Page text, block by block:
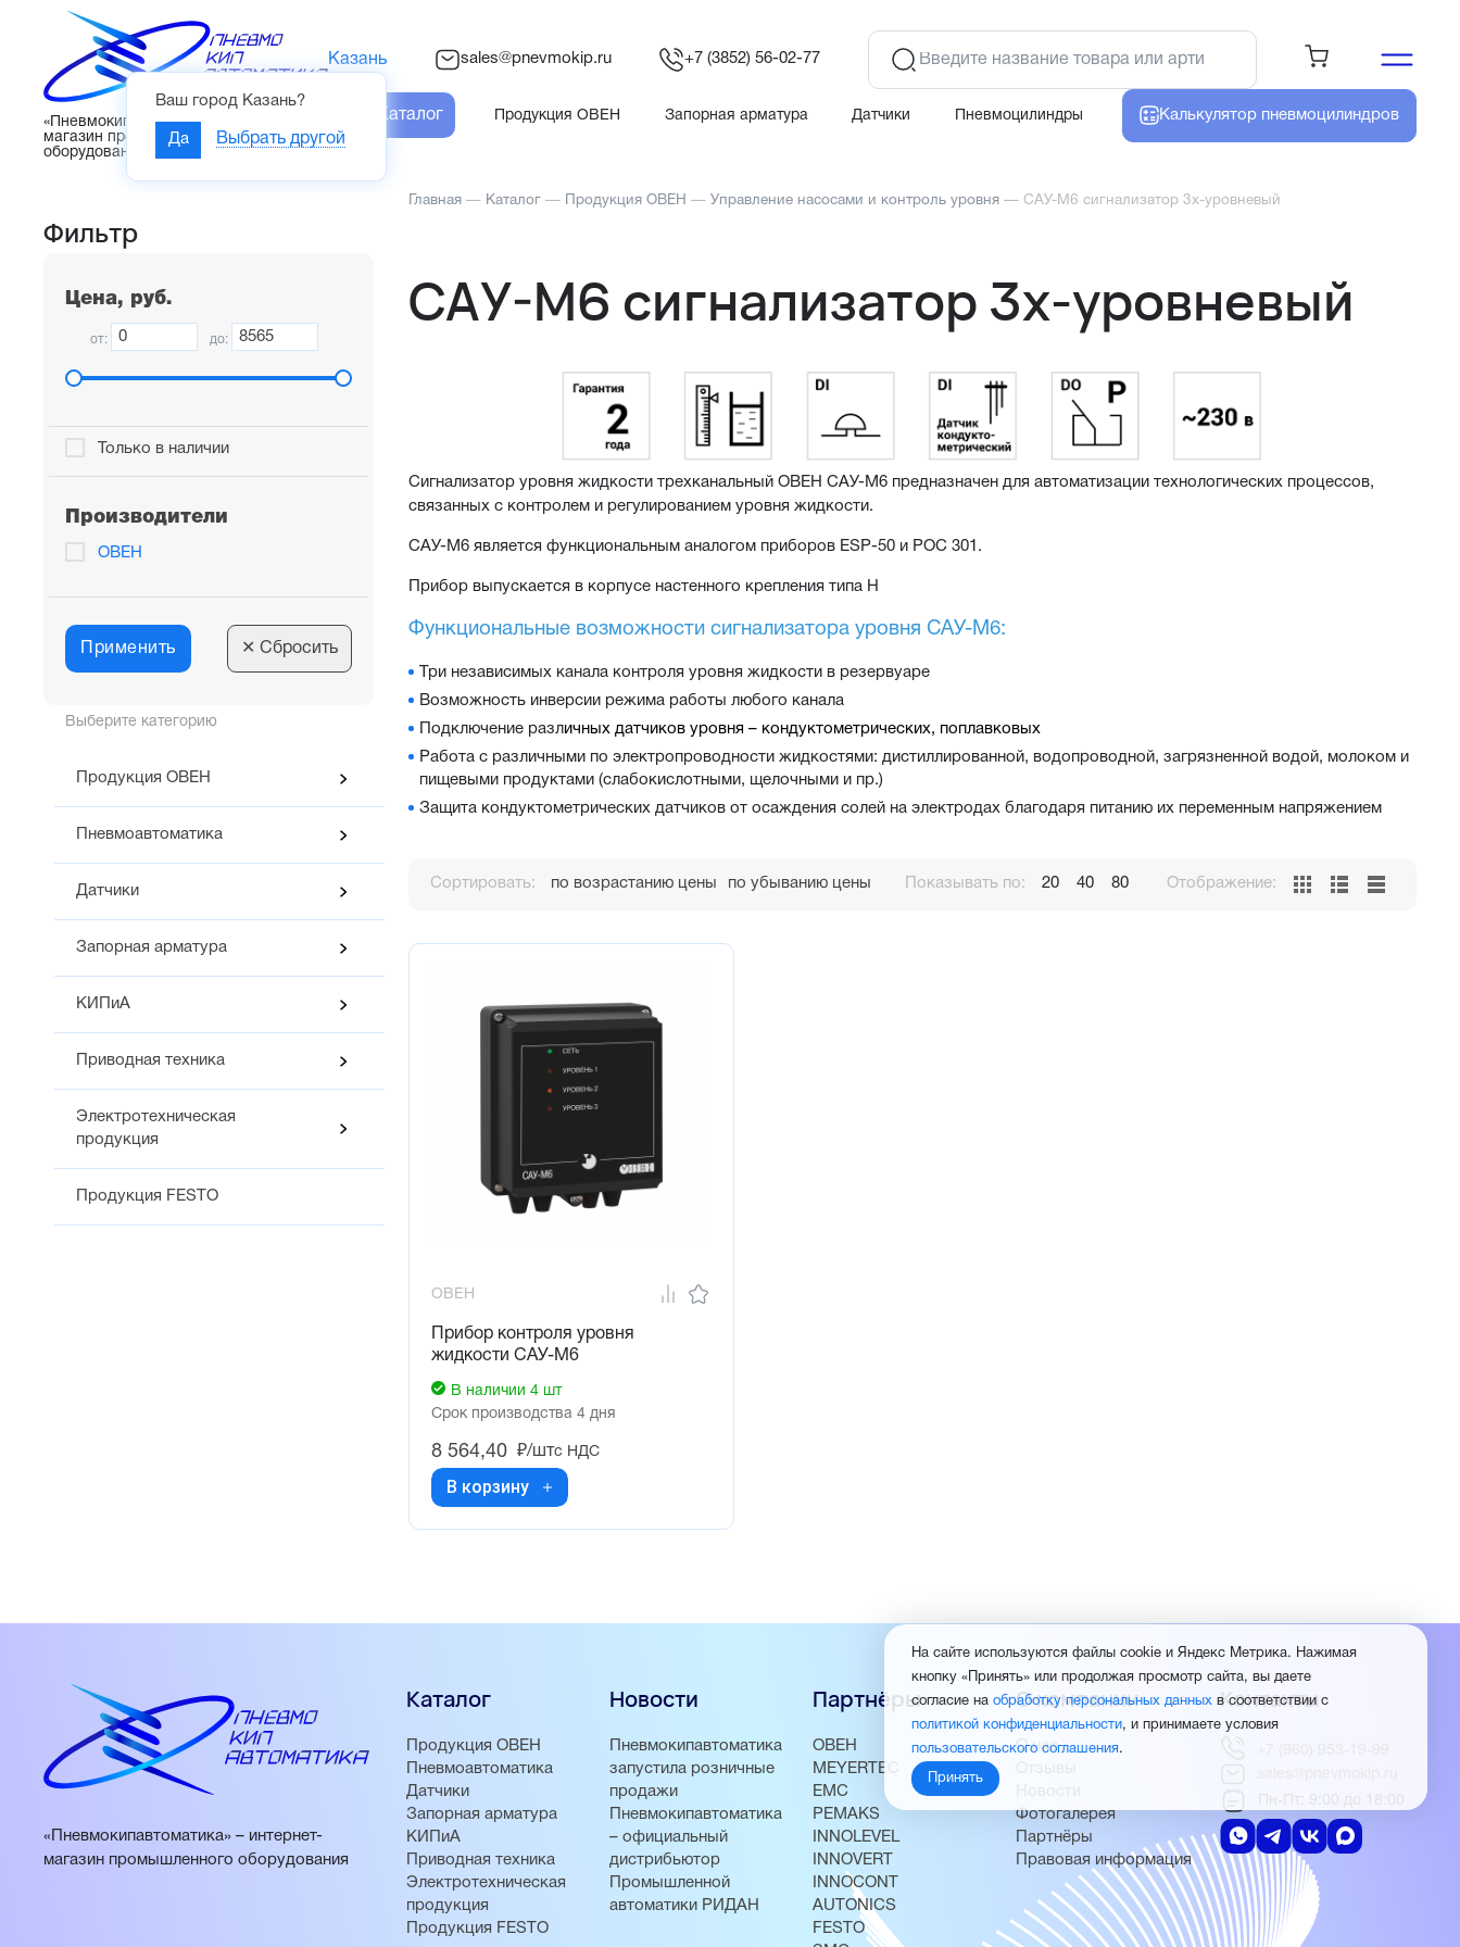
«Пневмокипавтоматика» – интернет-
магазин промышленного
оборудования
Казань
Ваш город Казань?
Да Выбрать другой
sales@pnevmokip.ru +7 (3852) 56-02-77
Каталог Продукция ОВЕН Запорная арматура Датчики Пневмоцилиндры Калькулятор пневмоцилиндров
Выберите категорию
Продукция ОВЕН
Пневмоавтоматика
Датчики
Запорная арматура
КИПиА
Приводная техника
Электротехническая
продукция
Продукция FESTO
Фильтр
Цена, руб.
от: до:
Только в наличии
Производители
ОВЕН
Применить ✕ Сбросить
Главная — Каталог — Продукция ОВЕН — Управление насосами и контроль уровня — САУ-М6 сигнализатор 3х-уровневый
САУ-М6 сигнализатор 3х-уровневый
Сигнализатор уровня жидкости трехканальный ОВЕН САУ-М6 предназначен для автоматизации технологических процессов,
связанных с контролем и регулированием уровня жидкости.
САУ-М6 является функциональным аналогом приборов ESP-50 и РОС 301.
Прибор выпускается в корпусе настенного крепления типа Н
Функциональные возможности сигнализатора уровня САУ-М6:
Три независимых канала контроля уровня жидкости в резервуаре
Возможность инверсии режима работы любого канала
Подключение различных датчиков уровня – кондуктометрических, поплавковых
Работа с различными по электропроводности жидкостями: дистиллированной, водопроводной, загрязненной водой, молоком и
пищевыми продуктами (слабокислотными, щелочными и пр.)
Защита кондуктометрических датчиков от осаждения солей на электродах благодаря питанию их переменным напряжением
Сортировать: по возрастанию цены по убыванию цены Показывать по: 20 40 80 Отображение:
ОВЕН
Прибор контроля уровня
жидкости САУ-М6
В наличии 4 шт
Срок производства 4 дня
8 564,40 ₽/штс НДС
В корзину
«Пневмокипавтоматика» – интернет-
магазин промышленного оборудования
Каталог
Продукция ОВЕН
Пневмоавтоматика
Датчики
Запорная арматура
КИПиА
Приводная техника
Электротехническая
продукция
Продукция FESTO
Новости
Пневмокипавтоматика
запустила розничные
продажи
Пневмокипавтоматика
– официальный
дистрибьютор
Промышленной
автоматики РИДАН
Партнёры
ОВЕН
MEYERTEC
EMC
PEMAKS
INNOLEVEL
INNOVERT
INNOCONT
AUTONICS
FESTO
О компании
О нас
Отзывы
Новости
Фотогалерея
Партнёры
Правовая информация
Контакты
+7 (960) 953-19-99
sales@pnevmokip.ru
Пн-Пт: 9:00 до 18:00
На сайте используются файлы cookie и Яндекс Метрика. Нажимая
кнопку «Принять» или продолжая просмотр сайта, вы даете
согласие на обработку персональных данных в соответствии с
политикой конфиденциальности, и принимаете условия
пользовательского соглашения.
Принять